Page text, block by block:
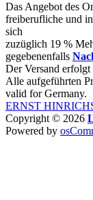
Das Angebot des
freiberufliche und
sich
zuzüglich 19 %
gegebenenfalls
Der Versand
Alle aufgeführten
valid for Germany.
ERNST
Copyright © 2026
Powered by